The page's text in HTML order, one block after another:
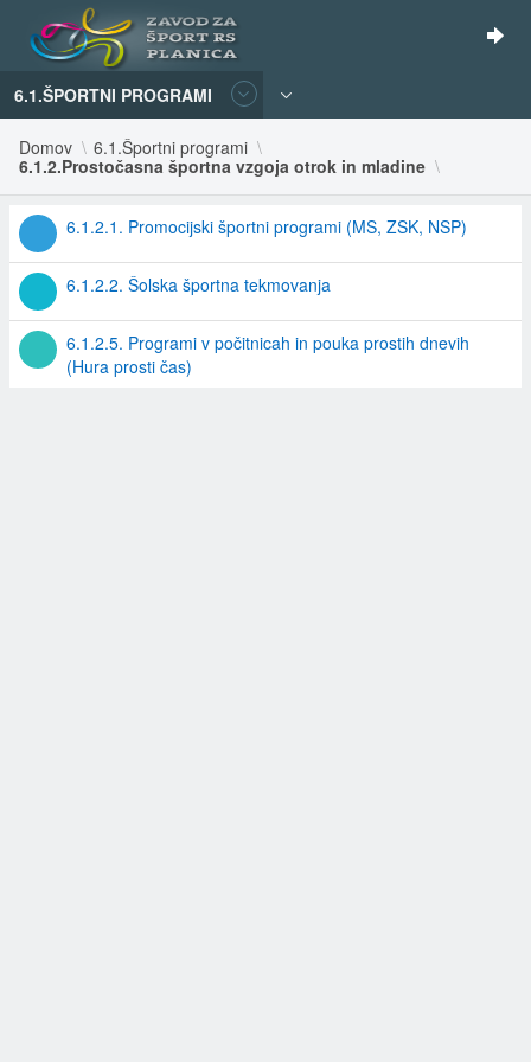
6.1.ŠPORTNI PROGRAMI
Domov
6.1.Športni programi
6.1.2.Prostočasna športna vzgoja otrok in mladine
6.1.2.1. Promocijski športni programi (MS, ZSK, NSP)
6.1.2.2. Šolska športna tekmovanja
6.1.2.5. Programi v počitnicah in pouka prostih dnevih
(Hura prosti čas)